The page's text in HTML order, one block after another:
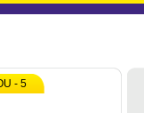
- 5